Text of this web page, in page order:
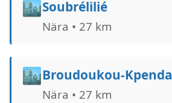
🏙️Soubrélilié
Nära • 27 km
🏙️Broudoukou-Kpenda
Nära • 27 km